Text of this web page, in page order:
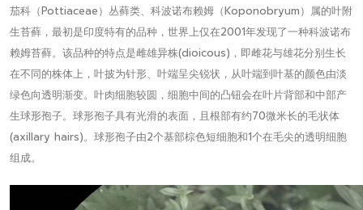
茄科（Pottiaceae）丛藓类、科波诺布赖姆（Koponobryum）属的叶附
生苔藓，最初是印度特有的品种，世界上仅在2001年发现了一种科波诺布
赖姆苔藓。该品种的特点是雌雄异株(dioicous)，即雌花与雄花分别生长
在不同的株体上，叶披为针形、叶端呈尖锐状，从叶端到叶基的颜色由淡
绿色向透明渐变。叶肉细胞较圆，细胞中间的凸钮会在叶片背部和中部产
生球形孢子。球形孢子具有光滑的表面，且根部有约70微米长的毛状体
(axillary hairs)。球形孢子由2个基部棕色短细胞和1个在毛尖的透明细胞
组成。